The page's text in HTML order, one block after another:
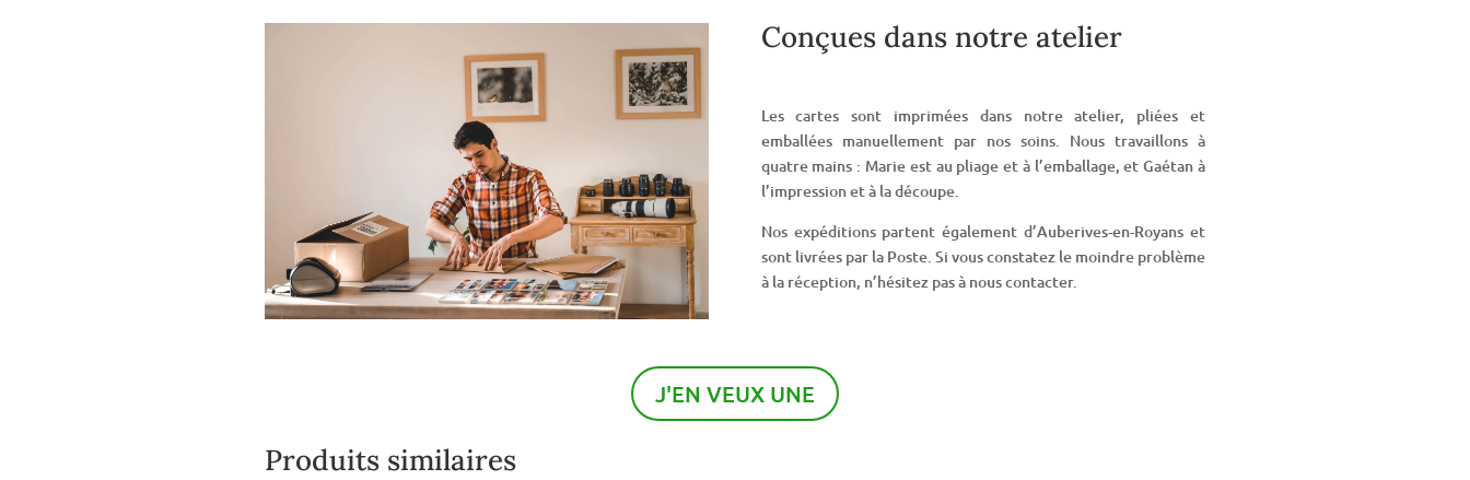
Conçues dans notre atelier
Les cartes sont imprimées dans notre atelier, pliées et
emballées manuellement par nos soins. Nous travaillons à
quatre mains : Marie est au pliage et à l’emballage, et Gaétan à
l’impression et à la découpe.
Nos expéditions partent également d’Auberives-en-Royans et
sont livrées par la Poste. Si vous constatez le moindre problème
à la réception, n’hésitez pas à nous contacter.
J'EN VEUX UNE
Produits similaires